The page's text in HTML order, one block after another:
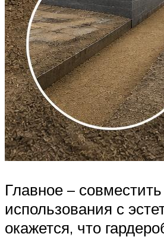
Главное –
использования с
окажется, что